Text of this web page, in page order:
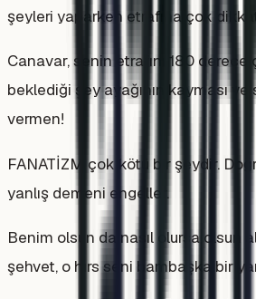
şeyleri yaparken etrafına çok
Canavar, senin etrafını 180 derece
beklediği şey ayağının kayması ve
vermen!
FANATİZM çok kötü bir şeydir.
yanlış demeni engeller.
Benim olsun da nasıl olursa olsun
şehvet, o hırs seni bambaşka bir